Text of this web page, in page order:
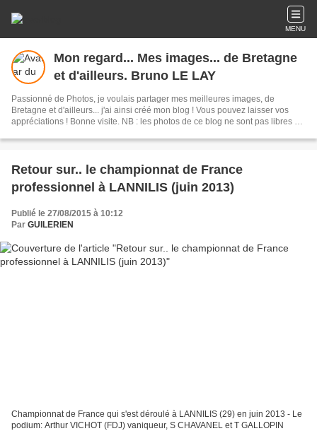
MENU
Mon regard... Mes images... de Bretagne
et d'ailleurs. Bruno LE LAY
Passionné de Photos, je voulais partager mes meilleures images, de
Bretagne et d'ailleurs... j'ai ainsi créé mon blog ! Vous pouvez laisser vos
appréciations ! Bonne visite. NB : les photos de ce blog ne sont pas libres de
Retour sur.. le championnat de France
professionnel à LANNILIS (juin 2013)
Publié le 27/08/2015 à 10:12
Par GUILERIEN
Championnat de France qui s'est déroulé à LANNILIS (29) en juin 2013 - Le
podium: Arthur VICHOT (FDJ) vaniqueur, S CHAVANEL et T GALLOPIN